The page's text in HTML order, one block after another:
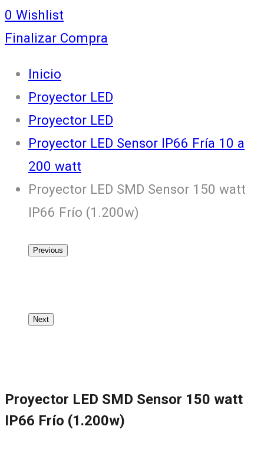
0 Wishlist
Finalizar Compra
Inicio
Proyector LED
Proyector LED
Proyector LED Sensor IP66 Fría 10 a
200 watt
Proyector LED SMD Sensor 150 watt
IP66 Frío (1.200w)
Previous
Next
Proyector LED SMD Sensor 150 watt
IP66 Frío (1.200w)